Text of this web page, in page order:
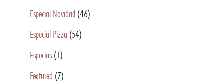
Especial Navidad (46)
Especial Pizza (54)
Especias (1)
Featured (7)